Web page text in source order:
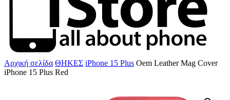
Αρχική σελίδα ΘΗΚΕΣ iPhone 15 Plus Oem Leather Mag Cover
iPhone 15 Plus Red